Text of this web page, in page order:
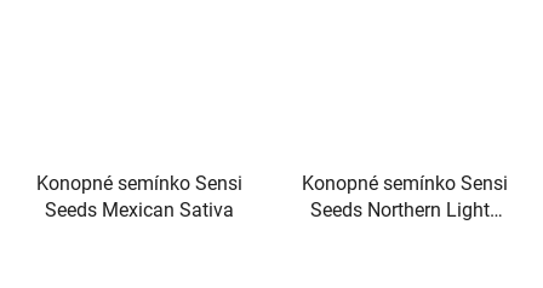
Konopné semínko Sensi
Seeds Mexican Sativa
Konopné semínko Sensi
Seeds Northern Lights